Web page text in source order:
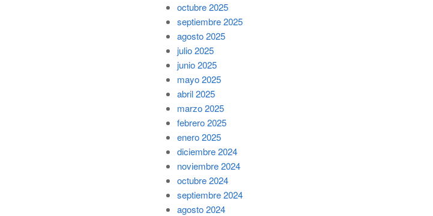
octubre 2025
septiembre 2025
agosto 2025
julio 2025
junio 2025
mayo 2025
abril 2025
marzo 2025
febrero 2025
enero 2025
diciembre 2024
noviembre 2024
octubre 2024
septiembre 2024
agosto 2024